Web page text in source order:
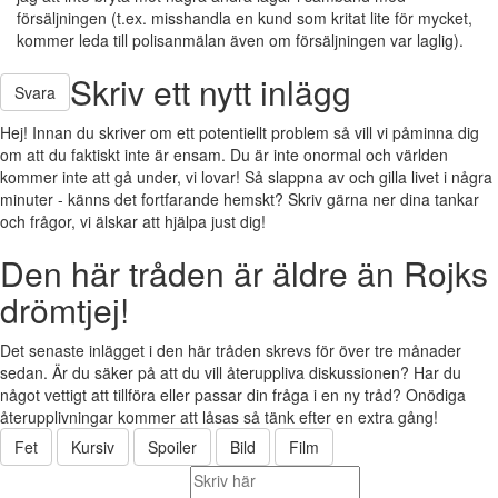
försäljningen (t.ex. misshandla en kund som kritat lite för mycket,
kommer leda till polisanmälan även om försäljningen var laglig).
Svara Skriv ett nytt inlägg
Hej! Innan du skriver om ett potentiellt problem så vill vi påminna dig
om att du faktiskt inte är ensam. Du är inte onormal och världen
kommer inte att gå under, vi lovar! Så slappna av och gilla livet i några
minuter - känns det fortfarande hemskt? Skriv gärna ner dina tankar
och frågor, vi älskar att hjälpa just dig!
Den här tråden är äldre än Rojks
drömtjej!
Det senaste inlägget i den här tråden skrevs för över tre månader
sedan. Är du säker på att du vill återuppliva diskussionen? Har du
något vettigt att tillföra eller passar din fråga i en ny tråd? Onödiga
återupplivningar kommer att låsas så tänk efter en extra gång!
Fet
Kursiv Spoiler Bild Film